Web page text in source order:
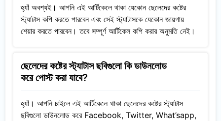
হ্যাঁ অবশ্যই। আপনি এই আর্টিকেলে থাকা যেকোন ছেলেদের কষ্টের
স্ট্যাটাস কপি করতে পারবেন এবং সেই স্ট্যাটাসকে যেকোন জায়গায়
শেয়ার করতে পারবেন। তবে সম্পূর্ণ আর্টিকেল কপি করার অনুমতি নেই।
ছেলেদের কষ্টের স্ট্যাটাস ছবিগুলো কি ডাউনলোড
করে পোস্ট করা যাবে?
হ্যাঁ। আপনি চাইলে এই আর্টিকেলে থাকা ছেলেদের কষ্টের স্ট্যাটাস
ছবিগুলো ডাউনলোড করে Facebook, Twitter, What’sapp,